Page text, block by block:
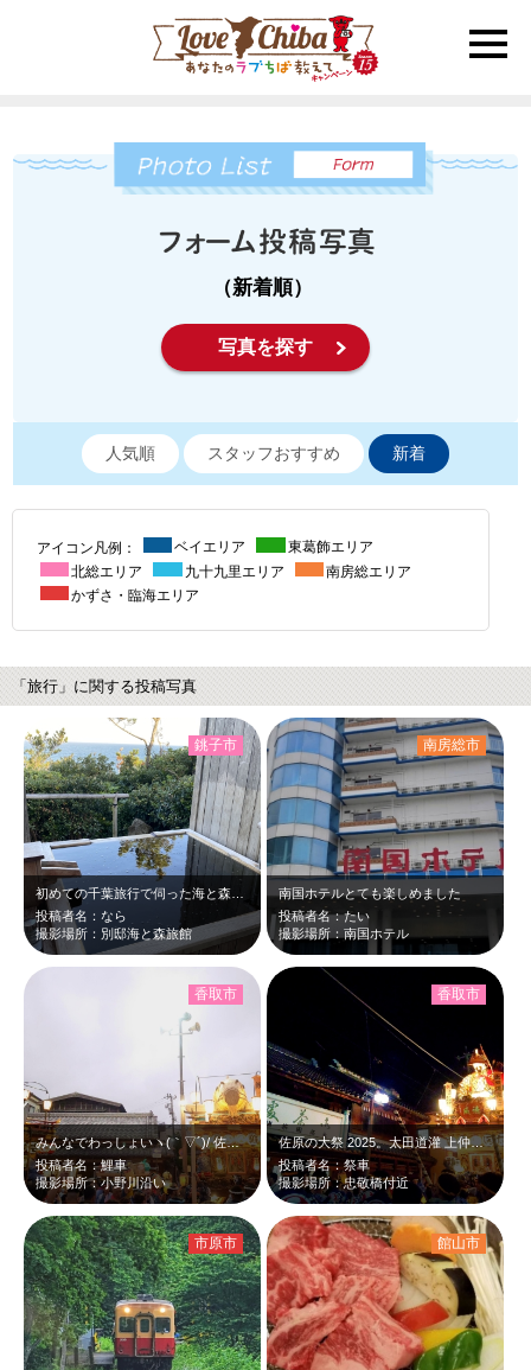
toggle
（新着順）
写真を探す
人気順 スタッフおすすめ 新着
アイコン凡例： ベイエリア
東葛飾エリア
北総エリア
九十九里エリア
南房総エリア
かずさ・臨海エリア
「旅行」に関する投稿写真
初めての千葉旅行で伺った海と森旅館！ お部屋の露天風呂からの絶景に母との二人…
投稿者名：なら
撮影場所：別邸海と森旅館
銚子市
南国ホテルとても楽しめました
投稿者名：たい
撮影場所：南国ホテル
南房総市
みんなでわっしょいヽ(｀▽´)/ 佐原の大祭♪
投稿者名：鯉車
撮影場所：小野川沿い
香取市
佐原の大祭 2025。太田道灌 上仲町の山車ヽ(｀▽´)/
投稿者名：祭車
撮影場所：忠敬橋付近
香取市
市原市 館山市